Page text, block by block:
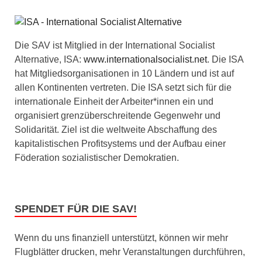
Die SAV ist Mitglied in der International Socialist
Alternative, ISA: www.internationalsocialist.net. Die ISA
hat Mitgliedsorganisationen in 10 Ländern und ist auf
allen Kontinenten vertreten. Die ISA setzt sich für die
internationale Einheit der Arbeiter*innen ein und
organisiert grenzüberschreitende Gegenwehr und
Solidarität. Ziel ist die weltweite Abschaffung des
kapitalistischen Profitsystems und der Aufbau einer
Föderation sozialistischer Demokratien.
SPENDET FÜR DIE SAV!
Wenn du uns finanziell unterstützt, können wir mehr
Flugblätter drucken, mehr Veranstaltungen durchführen,